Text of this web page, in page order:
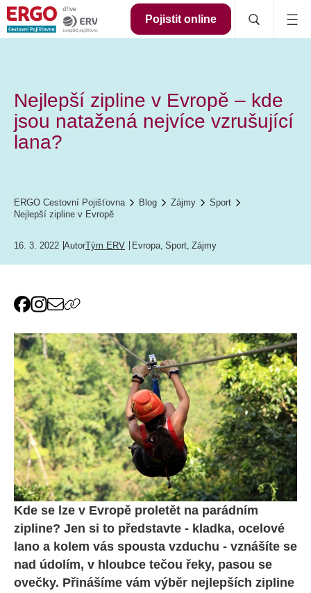
Pojistit online
Nejlepší zipline v Evropě – kde
jsou natažená nejvíce vzrušující
lana?
ERGO Cestovní Pojišťovna Blog Zájmy
Sport
Nejlepší zipline v Evropě
16. 3. 2022 AutorTým ERV Evropa, Sport, Zájmy
Kde se lze v Evropě proletět na parádním
zipline? Jen si to představte - kladka, ocelové
lano a kolem vás spousta vzduchu - vznášíte se
nad údolím, v hloubce tečou řeky, pasou se
ovečky. Přinášíme vám výběr nejlepších zipline